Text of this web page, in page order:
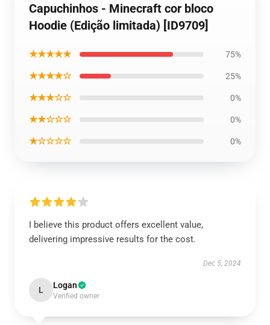
Capuchinhos - Minecraft cor bloco
Hoodie (Edição limitada) [ID9709]
★★★★★ 75%
★★★★☆ 25%
★★★☆☆ 0%
★★☆☆☆ 0%
★☆☆☆☆ 0%
I believe this product offers excellent value,
delivering impressive results for the cost.
Dec 5, 2024
L Logan
Verified owner